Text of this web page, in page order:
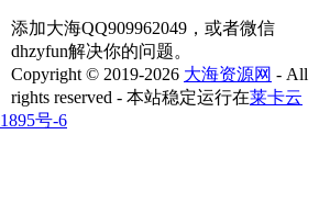
添加大海QQ909962049，或者微信
dhzyfun解决你的问题。
Copyright © 2019-2026 大海资源网 - All
rights reserved - 本站稳定运行在莱卡云
号-6